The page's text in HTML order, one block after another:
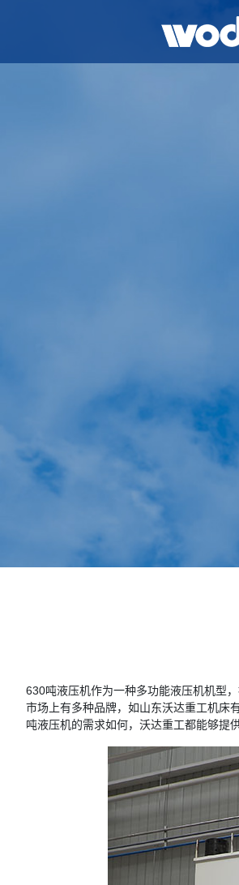
630吨液压机作为一种多功能液压机机型
市场上有多种品牌，如山东沃达重工机床
吨液压机的需求如何，沃达重工都能够提